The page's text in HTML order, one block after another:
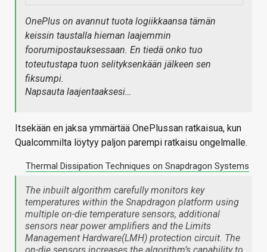
OnePlus on avannut tuota logiikkaansa tämän
keissin taustalla hieman laajemmin
foorumipostauksessaan. En tiedä onko tuo
toteutustapa tuon selityksenkään jälkeen sen
fiksumpi.
Napsauta laajentaaksesi…
Itsekään en jaksa ymmärtää OnePlussan ratkaisua, kun
Qualcommilta löytyy paljon parempi ratkaisu ongelmalle.
Thermal Dissipation Techniques on Snapdragon Systems
The inbuilt algorithm carefully monitors key
temperatures within the Snapdragon platform using
multiple on-die temperature sensors, additional
sensors near power amplifiers and the Limits
Management Hardware(LMH) protection circuit. The